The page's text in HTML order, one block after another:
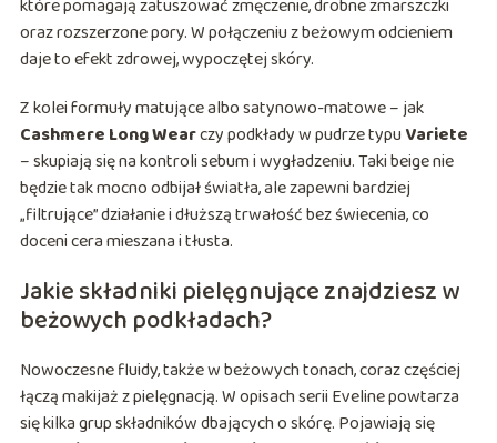
które pomagają zatuszować zmęczenie, drobne zmarszczki
oraz rozszerzone pory. W połączeniu z beżowym odcieniem
daje to efekt zdrowej, wypoczętej skóry.
Z kolei formuły matujące albo satynowo-matowe – jak
Cashmere Long Wearczy podkłady w pudrze typuVariete
– skupiają się na kontroli sebum i wygładzeniu. Taki beige nie
będzie tak mocno odbijał światła, ale zapewni bardziej
„filtrujące” działanie i dłuższą trwałość bez świecenia, co
doceni cera mieszana i tłusta.
Jakie składniki pielęgnujące znajdziesz w
beżowych podkładach?
Nowoczesne fluidy, także w beżowych tonach, coraz częściej
łączą makijaż z pielęgnacją. W opisach serii Eveline powtarza
się kilka grup składników dbających o skórę. Pojawiają się